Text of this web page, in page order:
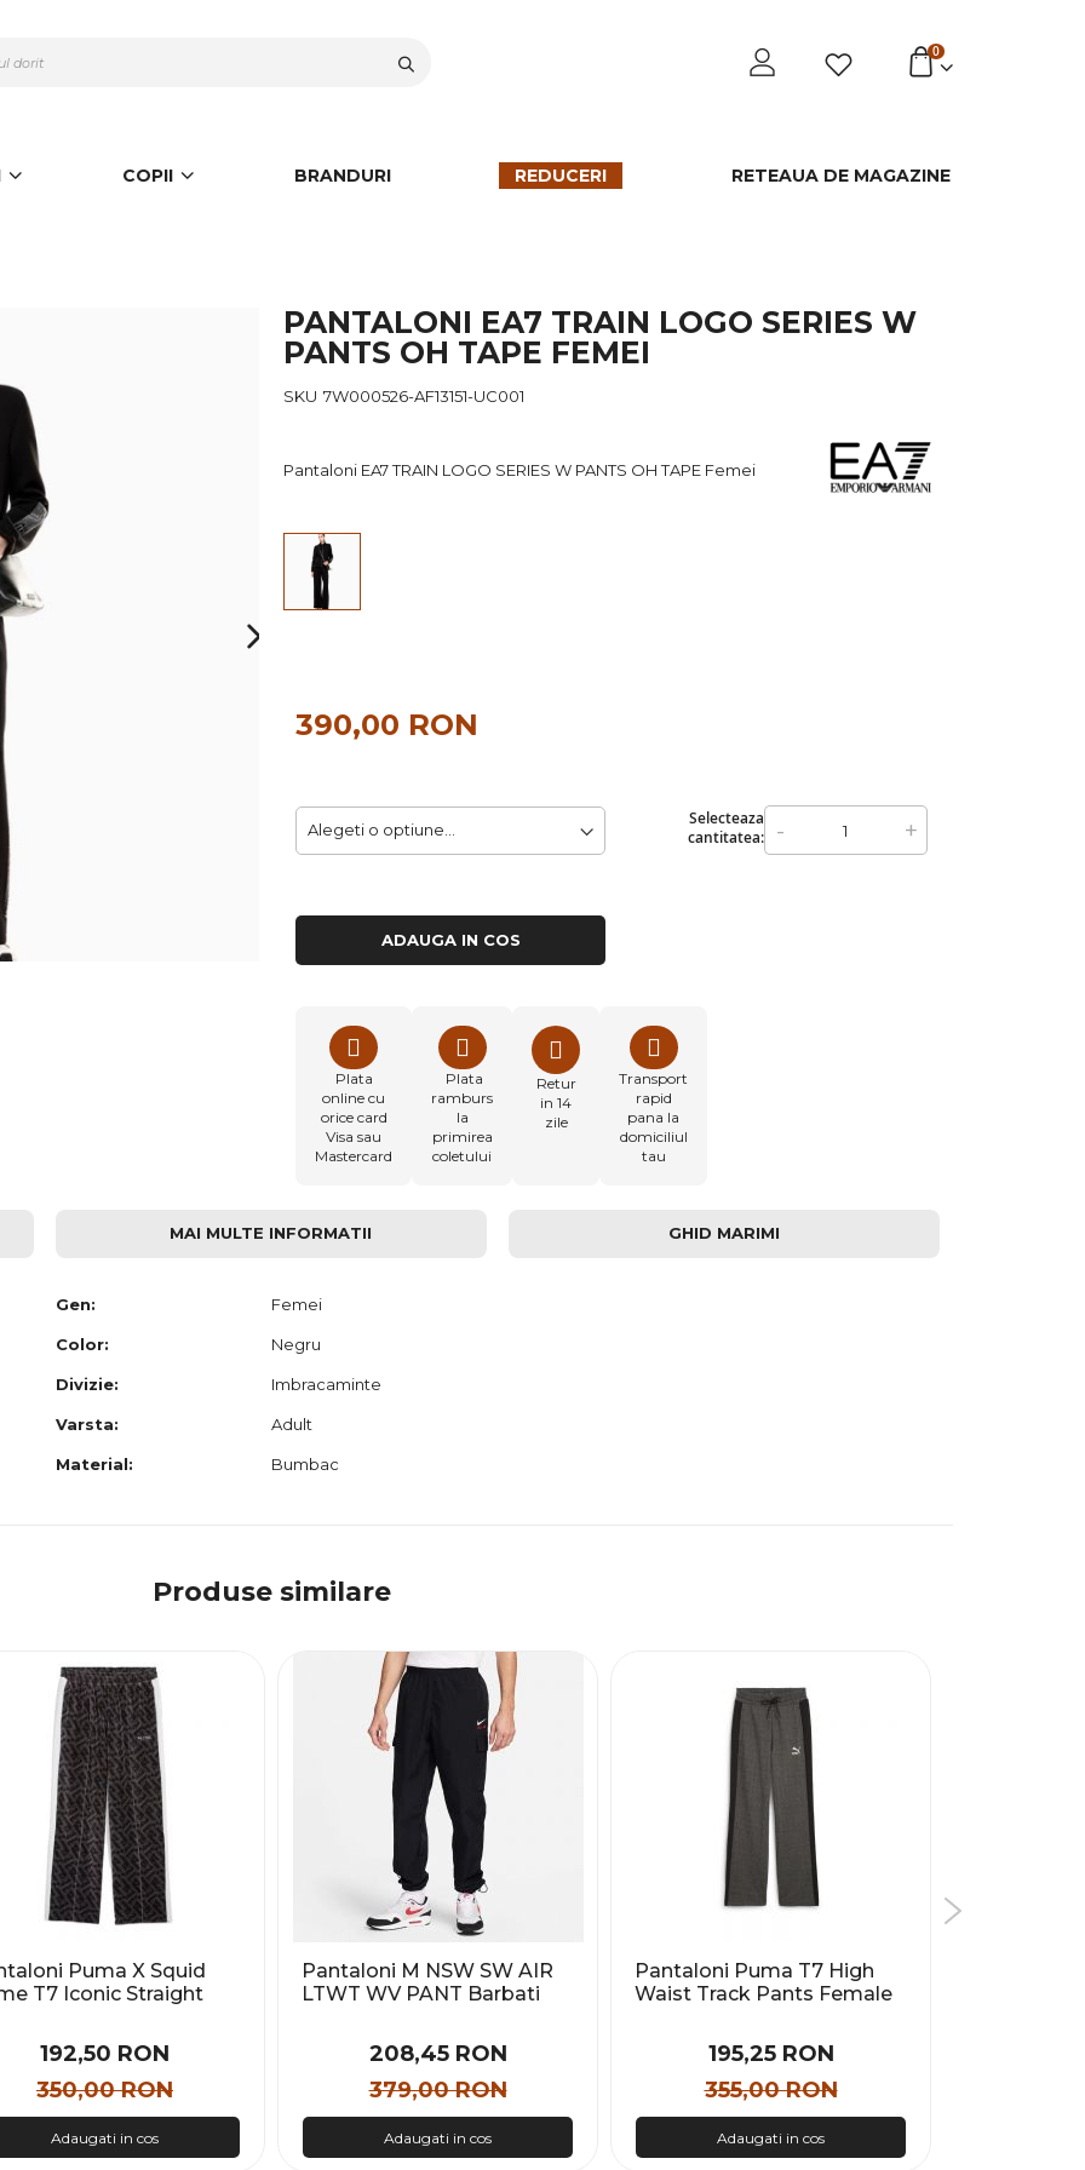
0
COPII BRANDURI REDUCERI RETEAUA DE MAGAZINE
PANTALONI EA7 TRAIN LOGO SERIES W
PANTS OH TAPE FEMEI
SKU 7W000526-AF13151-UC001
Pantaloni EA7 TRAIN LOGO SERIES W PANTS OH TAPE Femei
Selecteaza
cantitatea:
- +
390,00 RON
ADAUGA IN COS
Plata
online cu
orice card
Visa sau
Mastercard
Plata
ramburs
la
primirea
coletului
Retur
in 14
zile
Transport
rapid
pana la
domiciliul
tau
MAI MULTE INFORMATII
Gen: Femei
Color: Negru
Divizie: Imbracaminte
Varsta: Adult
Material: Bumbac
GHID MARIMI
Produse similare
Puma X Squid
T7 Iconic Straight
192,50 RON
350,00 RON
Adaugati in cos
Pantaloni M NSW SW AIR
LTWT WV PANT Barbati
208,45 RON
379,00 RON
Adaugati in cos
Pantaloni Puma T7 High
Waist Track Pants Female
195,25 RON
355,00 RON
Adaugati in cos